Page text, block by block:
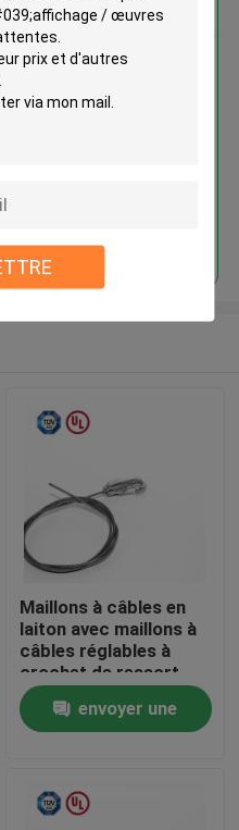
d'affichage de kits en
affichage de
Maillons à câbles en
laiton avec maillons à
câbles réglables à
crochet de ressort
auto-verrouillage
envoyer une